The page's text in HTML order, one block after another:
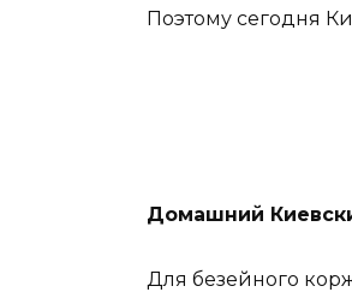
Поэтому сегодня
Домашний
Для безейного